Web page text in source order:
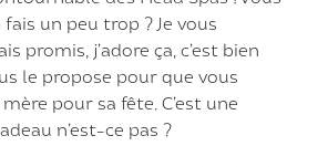
fais un peu trop ? Je vous
promis, j’adore ça, c’est bien
le propose pour que vous
pour sa fête. C’est une
n’est-ce pas ?